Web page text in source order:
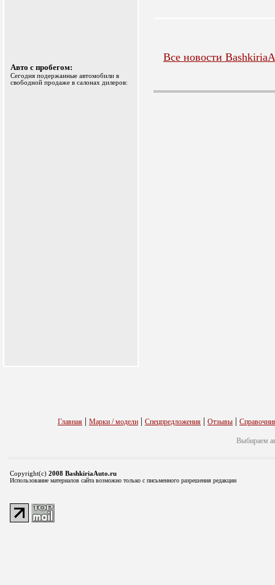
Авто с пробегом:
Сегодня подержанные автомобили в
свободной продаже в салонах дилеров:
Все новости
Главная | Марки / модели | Спецпредложения | Отзывы |
Выбираем
Copyright(c) 2008 BashkiriaAuto.ru
Использование материалов сайта возможно только с письменного разрешения редакции